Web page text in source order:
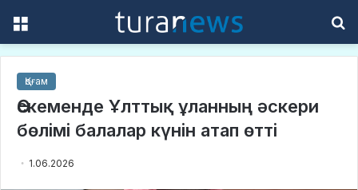
Қоғам
Өскеменде Ұлттық ұланның әскери
бөлімі балалар күнін атап өтті
1.06.2026